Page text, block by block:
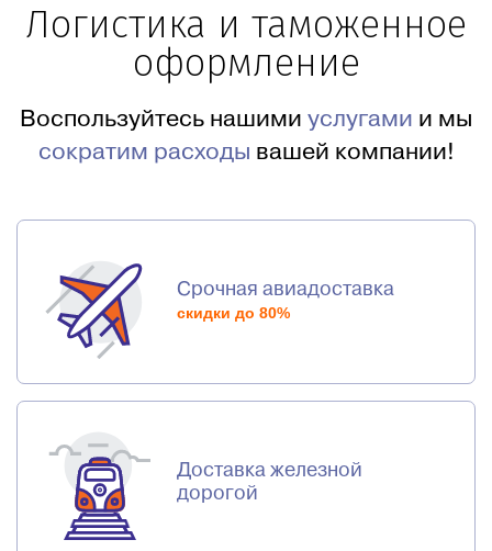
Логистика и таможенное
оформление
Воспользуйтесь нашими услугами и мы
сократим расходы вашей компании!
Срочная авиадоставка
скидки до 80%
Доставка железной
дорогой